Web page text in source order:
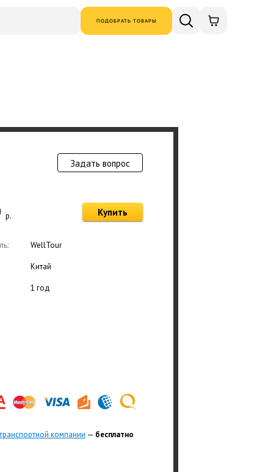
ПОДОБРАТЬ ТОВАРЫ
Задать вопрос
р. Купить
WellTour
Китай
1 год
компании — бесплатно